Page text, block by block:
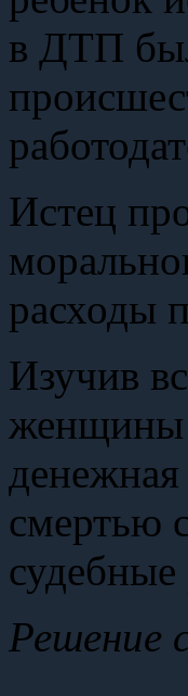
в ДТП
Истец
расходы
Изучив
женщины
смертью
судебные
Решение